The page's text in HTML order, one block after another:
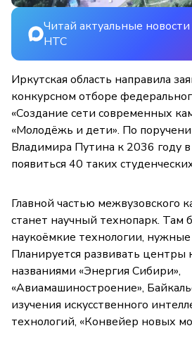
Читай актуальные
НТС
Иркутская область направила
конкурсном отборе
«Создание сети современных
«Молодёжь и дети». По
Владимира Путина к 2036 году
появиться 40 таких
Главной частью межвузовского
станет научный технопарк. Там
наукоёмкие технологии, нужные
Планируется развивать
названиями «Энергия Сибири»,
«Авиамашиностроение»,
изучения искусственного
технологий, «Конвейер новых